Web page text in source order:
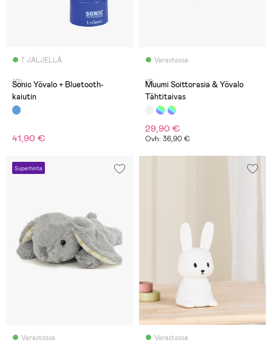
7 JÄLJELLÄ
(0)
Sonic Yövalo + Bluetooth-
kaiutin
41,90 €
Varastossa
(1)
Muumi Soittorasia & Yövalo
Tähtitaivas
29,90 €
Ovh: 36,90 €
Superhinta
Varastossa Varastossa